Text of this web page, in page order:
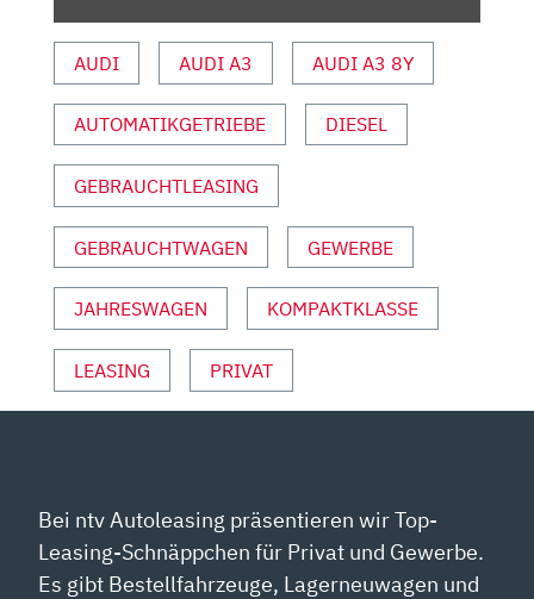
MOTOR
UND
SPORT“
VON
ANZEIGEN
AUDI AUDI A3 AUDI A3 8Y
AUTOMATIKGETRIEBE DIESEL
GEBRAUCHTLEASING
GEBRAUCHTWAGEN GEWERBE
JAHRESWAGEN KOMPAKTKLASSE
LEASING PRIVAT
Bei ntv Autoleasing präsentieren wir Top-
Leasing-Schnäppchen für Privat und Gewerbe.
Es gibt Bestellfahrzeuge, Lagerneuwagen und